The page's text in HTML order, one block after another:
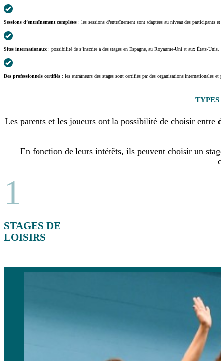
Sessions d’entraînement complètes : les sessions d’entraînement sont adaptées au niveau des
Sites internationaux : possibilité de s’inscrire à des stages en Espagne, au Royaume-Uni et aux États-Unis.
Des professionnels certifiés : les entraîneurs des stages sont certifiés par des organisations internationales
Les parents et les joueurs ont la possibilité de choisir entre
En fonction de leurs intérêts, ils peuvent choisir un
1
STAGES DE
LOISIRS